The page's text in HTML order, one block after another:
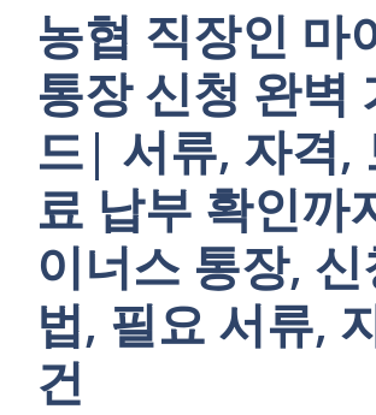
농협 직장인 마
통장 신청 완벽
드| 서류, 자격,
료 납부 확인까
이너스 통장,
법, 필요 서류,
건